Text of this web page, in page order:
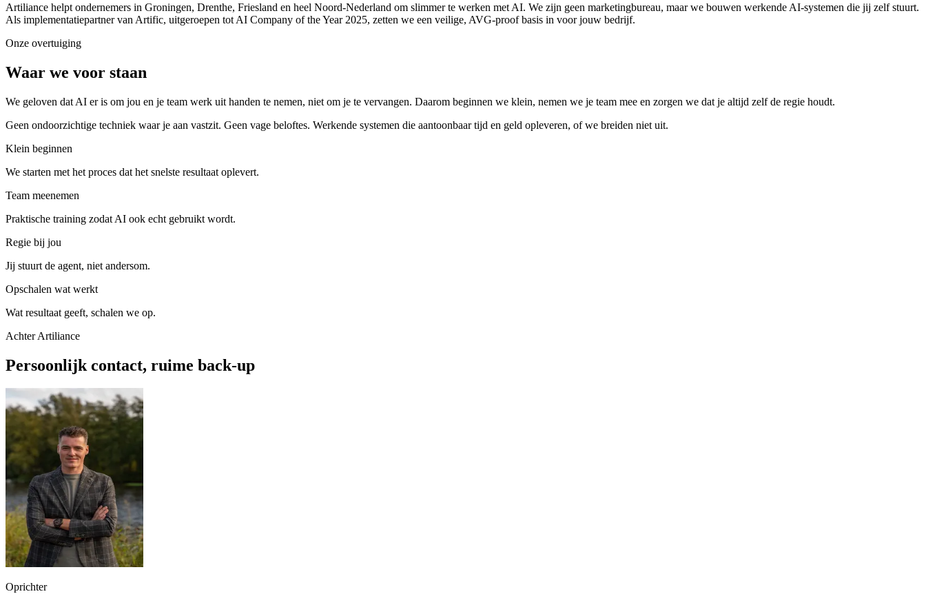
Artiliance helpt ondernemers in Groningen, Drenthe, Friesland en heel Noord-Nederland om slimmer te werken met AI. We zijn geen marketingbureau, maar we bouwen werkende AI-systemen die jij zelf stuurt.
Als implementatiepartner van Artific, uitgeroepen tot AI Company of the Year 2025, zetten we een veilige, AVG-proof basis in voor jouw bedrijf.
Onze overtuiging
Waar we voor staan
We geloven dat AI er is om jou en je team werk uit handen te nemen, niet om je te vervangen. Daarom beginnen we klein, nemen we je team mee en zorgen we dat je altijd zelf de regie houdt.
Geen ondoorzichtige techniek waar je aan vastzit. Geen vage beloftes. Werkende systemen die aantoonbaar tijd en geld opleveren, of we breiden niet uit.
Klein beginnen
We starten met het proces dat het snelste resultaat oplevert.
Team meenemen
Praktische training zodat AI ook echt gebruikt wordt.
Regie bij jou
Jij stuurt de agent, niet andersom.
Opschalen wat werkt
Wat resultaat geeft, schalen we op.
Achter Artiliance
Persoonlijk contact, ruime back-up
Oprichter